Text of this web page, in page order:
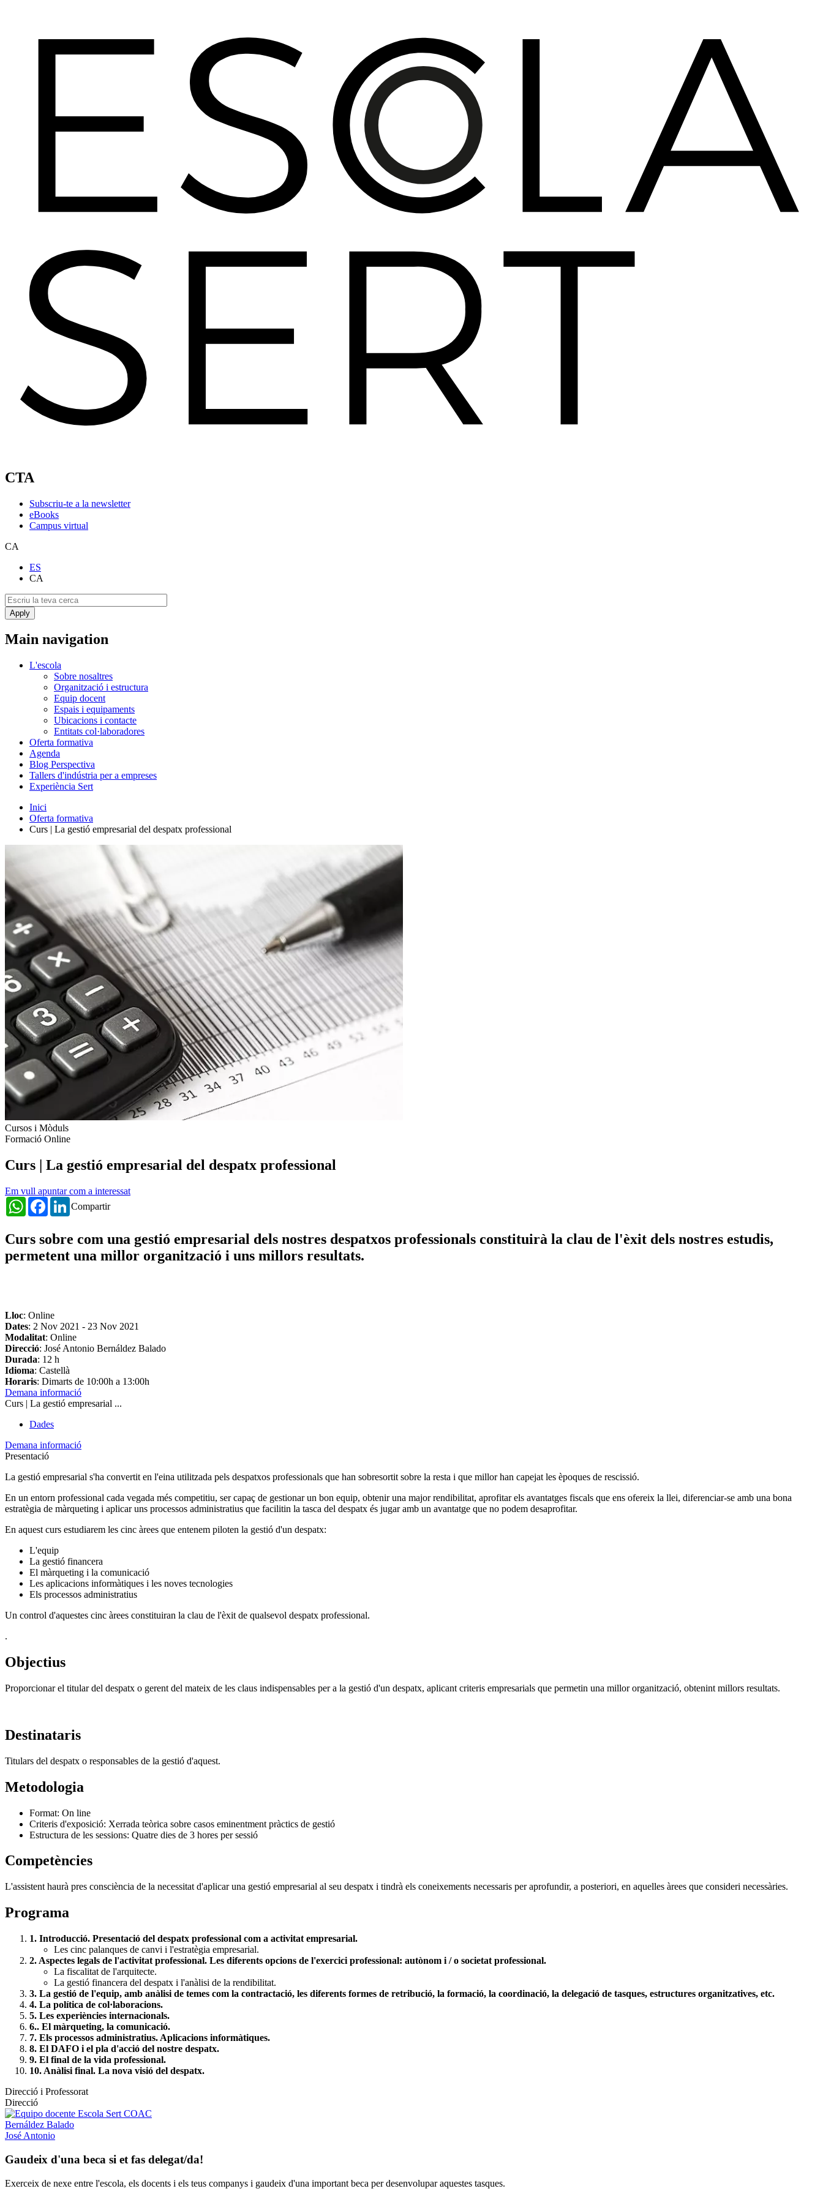
CTA
Subscriu-te a la newsletter
eBooks
Campus virtual
CA
ES
CA
Main navigation
L'escola
Sobre nosaltres
Organització i estructura
Equip docent
Espais i equipaments
Ubicacions i contacte
Entitats col·laboradores
Oferta formativa
Agenda
Blog Perspectiva
Tallers d'indústria per a empreses
Experiència Sert
Inici
Oferta formativa
Curs | La gestió empresarial del despatx professional
Cursos i Mòduls
Formació Online
Curs | La gestió empresarial del despatx professional
Em vull apuntar com a interessat
Compartir
WhatsAppFacebookLinkedIn
Curs sobre com una gestió empresarial dels nostres despatxos professionals constituirà la clau de l'èxit dels nostres estudis,
permetent una millor organització i uns millors resultats.
Lloc: Online
Dates: 2 Nov 2021 - 23 Nov 2021
Modalitat: Online
Direcció: José Antonio Bernáldez Balado
Durada: 12 h
Idioma: Castellà
Horaris: Dimarts de 10:00h a 13:00h
Demana informació
Curs | La gestió empresarial ...
Dades
Demana informació
Presentació
La gestió empresarial s'ha convertit en l'eina utilitzada pels despatxos professionals que han sobresortit sobre la resta i que millor han capejat les èpoques de rescissió.
En un entorn professional cada vegada més competitiu, ser capaç de gestionar un bon equip, obtenir una major rendibilitat, aprofitar els avantatges fiscals que ens ofereix la llei, diferenciar-se amb una bona
estratègia de màrqueting i aplicar uns processos administratius que facilitin la tasca del despatx és jugar amb un avantatge que no podem desaprofitar.
En aquest curs estudiarem les cinc àrees que entenem piloten la gestió d'un despatx:
L'equip
La gestió financera
El màrqueting i la comunicació
Les aplicacions informàtiques i les noves tecnologies
Els processos administratius
Un control d'aquestes cinc àrees constituiran la clau de l'èxit de qualsevol despatx professional.
.
Objectius
Proporcionar el titular del despatx o gerent del mateix de les claus indispensables per a la gestió d'un despatx, aplicant criteris empresarials que permetin una millor organització, obtenint millors resultats.
Destinataris
Titulars del despatx o responsables de la gestió d'aquest.
Metodologia
Format: On line
Criteris d'exposició: Xerrada teòrica sobre casos eminentment pràctics de gestió
Estructura de les sessions: Quatre dies de 3 hores per sessió
Competències
L'assistent haurà pres consciència de la necessitat d'aplicar una gestió empresarial al seu despatx i tindrà els coneixements necessaris per aprofundir, a posteriori, en aquelles àrees que consideri necessàries.
Programa
1. Introducció. Presentació del despatx professional com a activitat empresarial.
Les cinc palanques de canvi i l'estratègia empresarial.
2. Aspectes legals de l'activitat professional. Les diferents opcions de l'exercici professional: autònom i / o societat professional.
La fiscalitat de l'arquitecte.
La gestió financera del despatx i l'anàlisi de la rendibilitat.
3. La gestió de l'equip, amb anàlisi de temes com la contractació, les diferents formes de retribució, la formació, la coordinació, la delegació de tasques, estructures organitzatives, etc.
4. La política de col·laboracions.
5. Les experiències internacionals.
6.. El màrqueting, la comunicació.
7. Els processos administratius. Aplicacions informàtiques.
8. El DAFO i el pla d'acció del nostre despatx.
9. El final de la vida professional.
10. Anàlisi final. La nova visió del despatx.
Direcció i Professorat
Direcció
Bernáldez Balado
José Antonio
Gaudeix d'una beca si et fas delegat/da!
Exerceix de nexe entre l'escola, els docents i els teus companys i gaudeix d'una important beca per desenvolupar aquestes tasques.